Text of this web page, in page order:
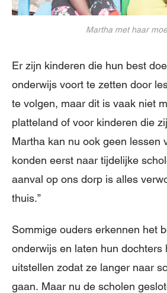
Martha met haar
Er zijn kinderen die hun best
onderwijs voort te zetten door
te volgen, maar dit is vaak niet
platteland of voor kinderen die
Martha kan nu ook geen lessen
konden eerst naar tijdelijke
aanval op ons dorp is alles
thuis.”
Sommige ouders erkennen het
onderwijs en laten hun dochters
uitstellen zodat ze langer naar
gaan. Maar nu de scholen